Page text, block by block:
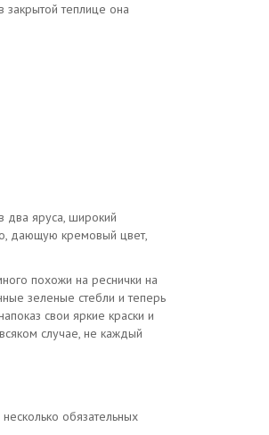
закрытой теплице она
два яруса, широкий
дающую кремовый цвет,
похожи на реснички на
зеленые стебли и теперь
свои яркие краски и
случае, не каждый
обязательных